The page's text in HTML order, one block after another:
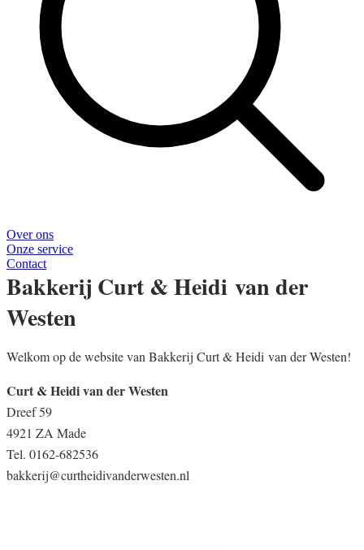
Over ons
Onze service
Contact
Bakkerij Curt & Heidi van der
Westen
Welkom op de website van Bakkerij Curt & Heidi van der Westen!
Curt & Heidi van der Westen
Dreef 59
4921 ZA Made
Tel. 0162-682536
bakkerij@curtheidivanderwesten.nl